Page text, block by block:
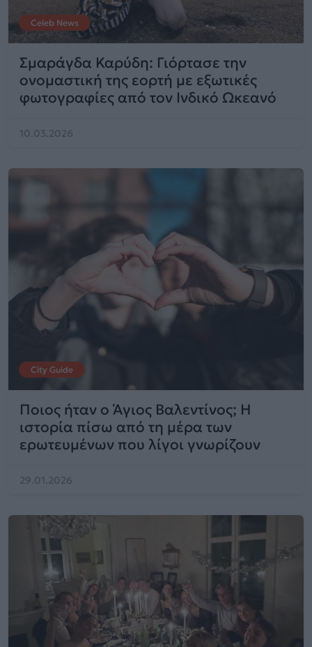
Celeb News
Σμαράγδα Καρύδη: Γιόρτασε την
ονομαστική της εορτή με εξωτικές
φωτογραφίες από τον Ινδικό Ωκεανό
10.03.2026
City Guide
Ποιος ήταν ο Άγιος Βαλεντίνος; Η
ιστορία πίσω από τη μέρα των
ερωτευμένων που λίγοι γνωρίζουν
29.01.2026